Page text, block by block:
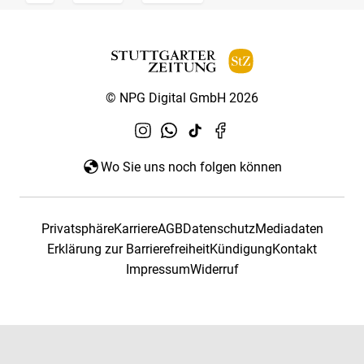
© NPG Digital GmbH 2026
Wo Sie uns noch folgen können
PrivatsphäreKarriereAGBDatenschutzMediadaten
Erklärung zur BarrierefreiheitKündigungKontakt
ImpressumWiderruf